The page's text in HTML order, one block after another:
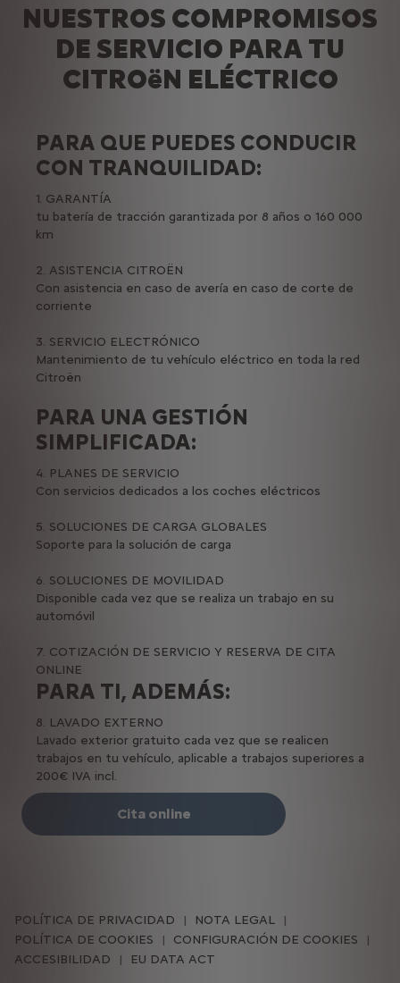
NUESTROS COMPROMISOS
DE SERVICIO PARA TU
CITROëN ELÉCTRICO
PARA QUE PUEDES CONDUCIR
CON TRANQUILIDAD:
1. GARANTÍA
tu batería de tracción garantizada por 8 años o 160 000
km
2. ASISTENCIA CITROËN
Con asistencia en caso de avería en caso de corte de
corriente
3. SERVICIO ELECTRÓNICO
Mantenimiento de tu vehículo eléctrico en toda la red
Citroën
PARA UNA GESTIÓN
SIMPLIFICADA:
4. PLANES DE SERVICIO
Con servicios dedicados a los coches eléctricos
5. SOLUCIONES DE CARGA GLOBALES
Soporte para la solución de carga
6. SOLUCIONES DE MOVILIDAD
Disponible cada vez que se realiza un trabajo en su
automóvil
7. COTIZACIÓN DE SERVICIO Y RESERVA DE CITA
ONLINE
PARA TI, ADEMÁS:
8. LAVADO EXTERNO
Lavado exterior gratuito cada vez que se realicen
trabajos en tu vehículo, aplicable a trabajos superiores a
200€ IVA incl.
Cita online
POLÍTICA DE PRIVACIDAD
NOTA LEGAL
POLÍTICA DE COOKIES
CONFIGURACIÓN DE COOKIES
ACCESIBILIDAD
EU DATA ACT